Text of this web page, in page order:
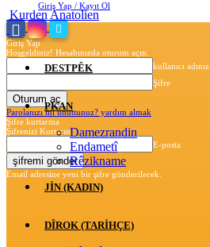
Giriş Yap / Kayıt Ol
Giriş Yap
Hoşgeldiniz! Hesabınızda oturum açın.
kullanıcı adınız
Şifre
Parolanızı mı unuttunuz? yardım almak
Şifre kurtarma
Şifrenizi Kurtarın
E-posta
Email adresine yeni bir şifre gönderilecek.
Kurden Anatolien
DESTPÊK
PKAN
Damezrandin
Endametî
Rêzikname
JİN (KADIN)
DÎROK (TARİHÇE)